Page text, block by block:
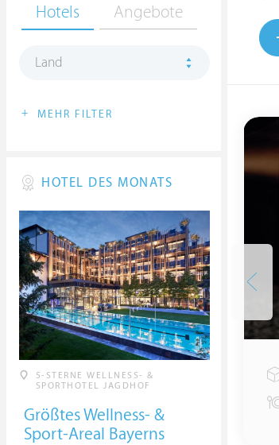
Hotels Angebote
Land
+ MEHR FILTER
HOTEL DES MONATS
5-STERNE WELLNESS- &
SPORTHOTEL JAGDHOF
Größtes Wellness- &
Sport-Areal Bayerns